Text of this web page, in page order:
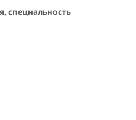
специальность